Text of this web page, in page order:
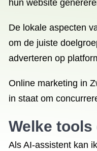
hun website
De lokale aspecten
om de juiste
adverteren op
Online marketing in
in staat om
Welke
Als AI-assistent kan